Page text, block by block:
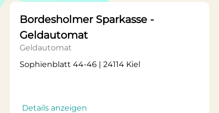
Bordesholmer Sparkasse -
Geldautomat
Geldautomat
Sophienblatt 44-46 | 24114 Kiel
Details anzeigen